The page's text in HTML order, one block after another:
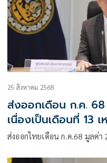
25 สิงหาคม 2568
ส่งออกเดือน ก.ค.
เนื่องเป็นเดือนที่ 13 เ
ส่งออกไทยเดือน ก.ค.68 มูลค่